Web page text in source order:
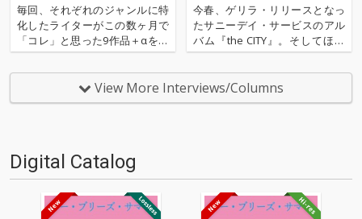
7月)──松島広人（NordOst）
毎回、それぞれのジャンルに特
化したライターがこの数ヶ月で
「コレ」と思った9作品＋αを紹
介するコーナー。ノーウェー
ヴ・バンドAIZのWeird Instrum
ents担当/ライターのNord Ost
（松島広人）が、2020年のムー
ま」のサニーデイ・サービス──
『the SEA』配信開始
今春、ゲリラ・リリースとなっ
たサニーデイ・サービスのアル
バム『the CITY』。そしてほぼ
間髪を入れず、Spotifyのプレイ
リストという形で順次発表され
た『the CITY』収録楽曲のリミ
ックス・再構築プロジェクト『t
View More Interviews/Columns
Digital Catalog